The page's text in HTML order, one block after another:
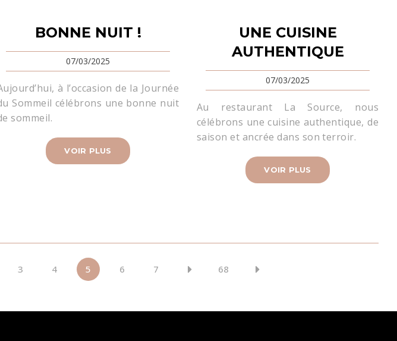
BONNE NUIT !
07/03/2025
à l’occasion de la Journée
Sommeil célébrons une bonne nuit
sommeil.
VOIR PLUS
UNE CUISINE
AUTHENTIQUE
07/03/2025
Au restaurant La Source, nous
célébrons une cuisine authentique, de
saison et ancrée dans son terroir.
VOIR PLUS
3 4 5 6 7 68